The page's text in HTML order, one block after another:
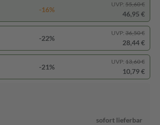
-16%
UVP: 55,60 €
46,95 €
-22%
UVP: 36,50 €
28,44 €
-21%
UVP: 13,60 €
10,79 €
sofort lieferbar